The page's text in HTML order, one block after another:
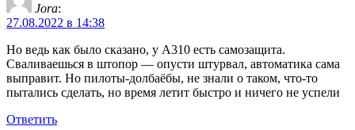
Jora:
27.08.2022 в 14:38
Но ведь как было сказано, у А310 есть самозащита.
Сваливаешься в штопор — опусти штурвал, автоматика сама
выправит. Но пилоты-долбаёбы, не знали о таком, что-то
пытались сделать, но время летит быстро и ничего не успели
Ответить